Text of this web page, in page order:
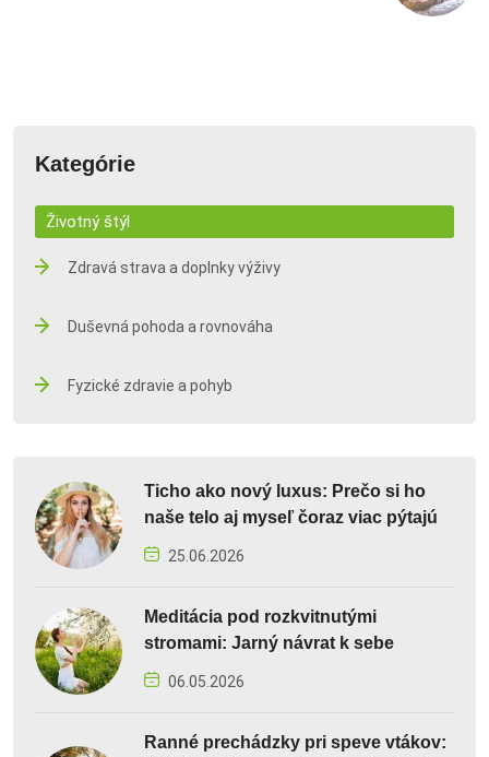
Kategórie
Životný štýl
Zdravá strava a doplnky výživy
Duševná pohoda a rovnováha
Fyzické zdravie a pohyb
Ticho ako nový luxus: Prečo si ho
naše telo aj myseľ čoraz viac pýtajú
25.06.2026
Meditácia pod rozkvitnutými
stromami: Jarný návrat k sebe
06.05.2026
Ranné prechádzky pri speve vtákov: